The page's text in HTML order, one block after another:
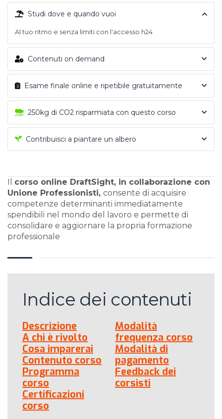
Studi dove e quando vuoi
Al tuo ritmo e senza limiti con l'accesso h24
Contenuti on demand
Esame finale online e ripetibile gratuitamente
250kg di CO2 risparmiata con questo corso
Contribuisci a piantare un albero
corso online DraftSight, in collaborazione con
Unione Professionisti, consente di acquisire
competenze determinanti immediatamente
spendibili nel mondo del lavoro e permette di
consolidare e aggiornare la propria formazione
professionale
Indice dei contenuti
Descrizione
A chi è rivolto
Cosa imparerai
Contenuto corso
Programma
corso
Certificazioni
corso
Modalità
frequenza corso
Modalità di
pagamento
Feedback dei
corsisti